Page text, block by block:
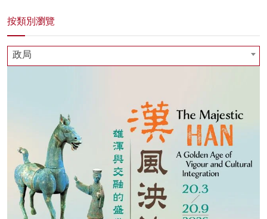
按類別瀏覽
政局